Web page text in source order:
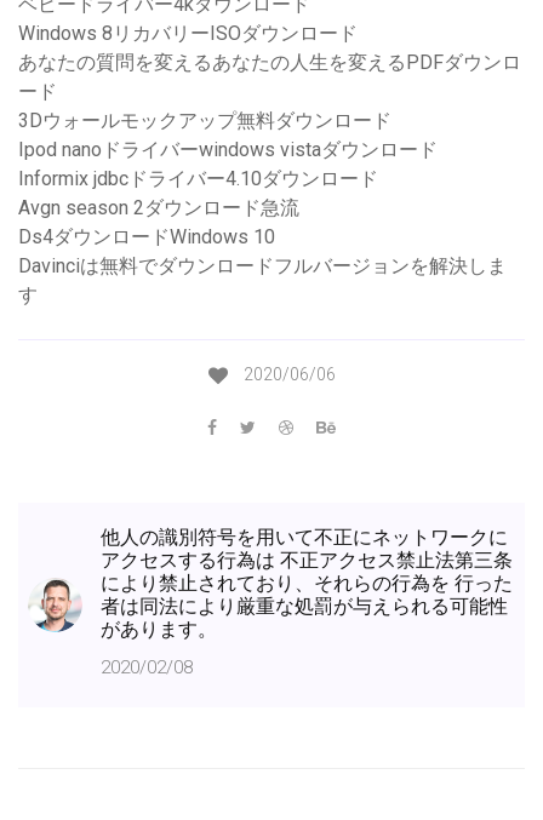
ベビードライバー4kダウンロード
Windows 8リカバリーISOダウンロード
あなたの質問を変えるあなたの人生を変えるPDFダウンロ
ード
3Dウォールモックアップ無料ダウンロード
Ipod nanoドライバーwindows vistaダウンロード
Informix jdbcドライバー4.10ダウンロード
Avgn season 2ダウンロード急流
Ds4ダウンロードWindows 10
Davinciは無料でダウンロードフルバージョンを解決しま
す
2020/06/06
他人の識別符号を用いて不正にネットワークに
アクセスする行為は 不正アクセス禁止法第三条
により禁止されており、それらの行為を 行った
者は同法により厳重な処罰が与えられる可能性
があります。
2020/02/08